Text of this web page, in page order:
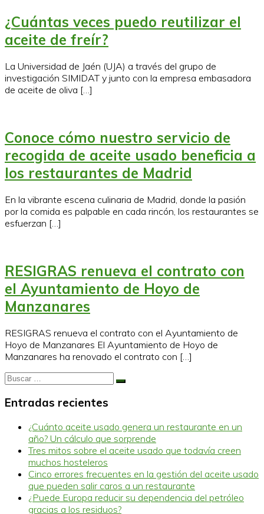
¿Cuántas veces puedo reutilizar el
aceite de freír?
La Universidad de Jaén (UJA) a través del grupo de
investigación SIMIDAT y junto con la empresa embasadora
de aceite de oliva […]
Conoce cómo nuestro servicio de
recogida de aceite usado beneficia a
los restaurantes de Madrid
En la vibrante escena culinaria de Madrid, donde la pasión
por la comida es palpable en cada rincón, los restaurantes se
esfuerzan […]
RESIGRAS renueva el contrato con
el Ayuntamiento de Hoyo de
Manzanares
RESIGRAS renueva el contrato con el Ayuntamiento de
Hoyo de Manzanares El Ayuntamiento de Hoyo de
Manzanares ha renovado el contrato con […]
Buscar
Buscar
Entradas recientes
¿Cuánto aceite usado genera un restaurante en un
año? Un cálculo que sorprende
Tres mitos sobre el aceite usado que todavía creen
muchos hosteleros
Cinco errores frecuentes en la gestión del aceite usado
que pueden salir caros a un restaurante
¿Puede Europa reducir su dependencia del petróleo
gracias a los residuos?